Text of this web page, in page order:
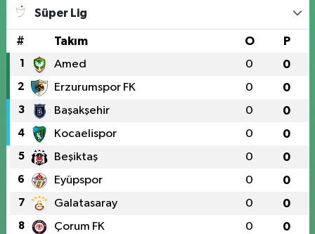
Süper Lig
# Takım O P
1 Amed 0 0
2 Erzurumspor FK 0 0
3 Başakşehir 0 0
4 Kocaelispor 0 0
5 Beşiktaş 0 0
6 Eyüpspor 0 0
7 Galatasaray 0 0
8 Çorum FK 0 0